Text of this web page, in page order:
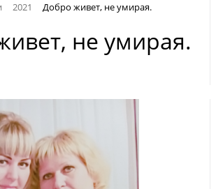
2021 Добро живет, не умирая.
не умирая.